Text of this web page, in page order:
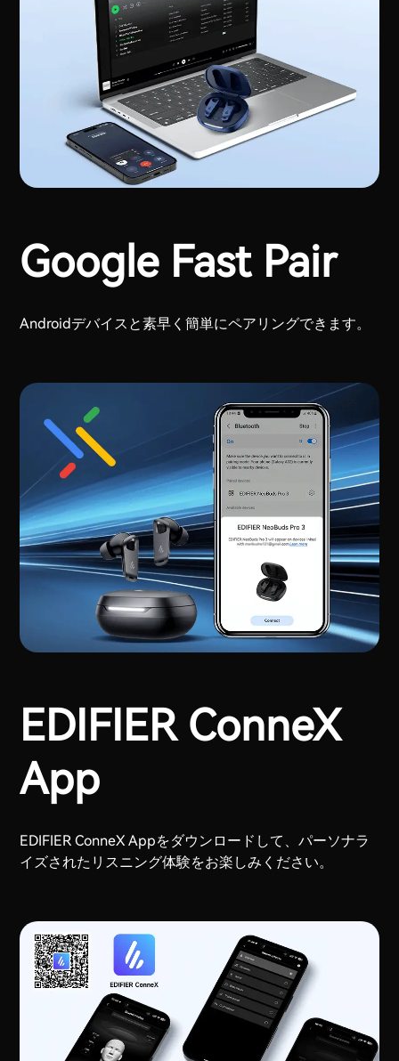
Google Fast Pair
Androidデバイスと素早く簡単にペアリングできます。
EDIFIER ConneX
App
EDIFIER ConneX Appをダウンロードして、パーソナラ
イズされたリスニング体験をお楽しみください。